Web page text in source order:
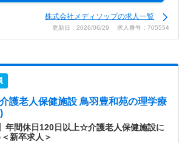
株式会社メディソップの求人一覧
更新日：2026/06/29 求人番号：705554
護老人保健施設 鳥羽豊和苑の理学療
年間休日120日以上☆介護老人保健施設に
新卒求人＞